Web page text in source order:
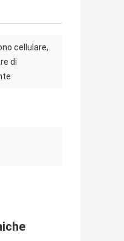
cellulare,
di